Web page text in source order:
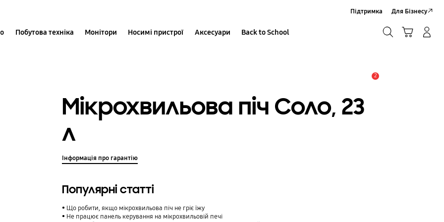
Побутова техніка Монітори Носимі пристрої Аксесуари Back to School
Підтримка Для Бізнесу
2
Мікрохвильова піч Соло, 23
л
Інформація про гарантію
Популярні статті
Що робити, якщо мікрохвильова піч не гріє їжу
Не працює панель керування на мікрохвильовій печі